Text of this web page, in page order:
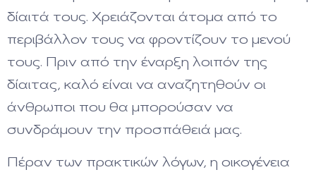
δίαιτά τους. Χρειάζονται άτομα από το
περιβάλλον τους να φροντίζουν το μενού
τους. Πριν από την έναρξη λοιπόν της
δίαιτας, καλό είναι να αναζητηθούν οι
άνθρωποι που θα μπορούσαν να
συνδράμουν την προσπάθειά μας.
Πέραν των πρακτικών λόγων, η οικογένεια